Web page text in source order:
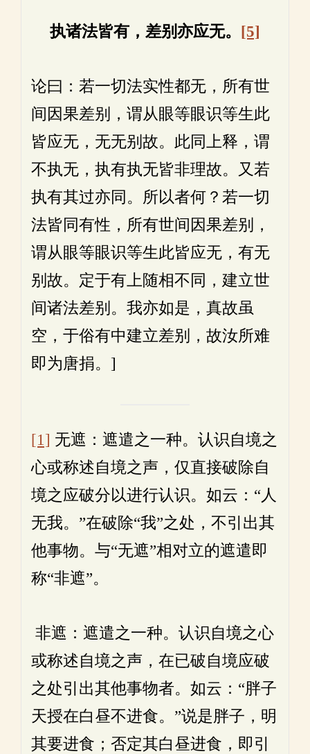
执诸法皆有，差别亦应无。 [5]
论曰：若一切法实性都无，所有世
间因果差别，谓从眼等眼识等生此
皆应无，无无别故。此同上释，谓
不执无，执有执无皆非理故。又若
执有其过亦同。所以者何？若一切
法皆同有性，所有世间因果差别，
谓从眼等眼识等生此皆应无，有无
别故。定于有上随相不同，建立世
间诸法差别。我亦如是，真故虽
空，于俗有中建立差别，故汝所难
即为唐捐。]
[1] 无遮：遮遣之一种。认识自境之
心或称述自境之声，仅直接破除自
境之应破分以进行认识。如云：“人
无我。”在破除“我”之处，不引出其
他事物。与“无遮”相对立的遮遣即
称“非遮”。
非遮：遮遣之一种。认识自境之心
或称述自境之声，在已破自境应破
之处引出其他事物者。如云：“胖子
天授在白昼不进食。”说是胖子，明
其要进食；否定其白昼进食，即引